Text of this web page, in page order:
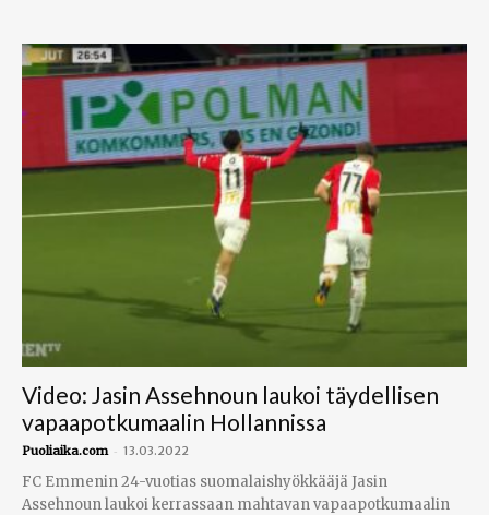
Video: Jasin Assehnoun laukoi täydellisen
vapaapotkumaalin Hollannissa
Puoliaika.com - 13.03.2022
FC Emmenin 24-vuotias suomalaishyökkääjä Jasin
Assehnoun laukoi kerrassaan mahtavan vapaapotkumaalin